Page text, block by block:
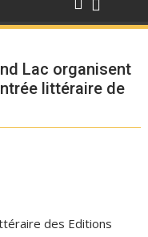
Lac organisent
littéraire de
des Editions